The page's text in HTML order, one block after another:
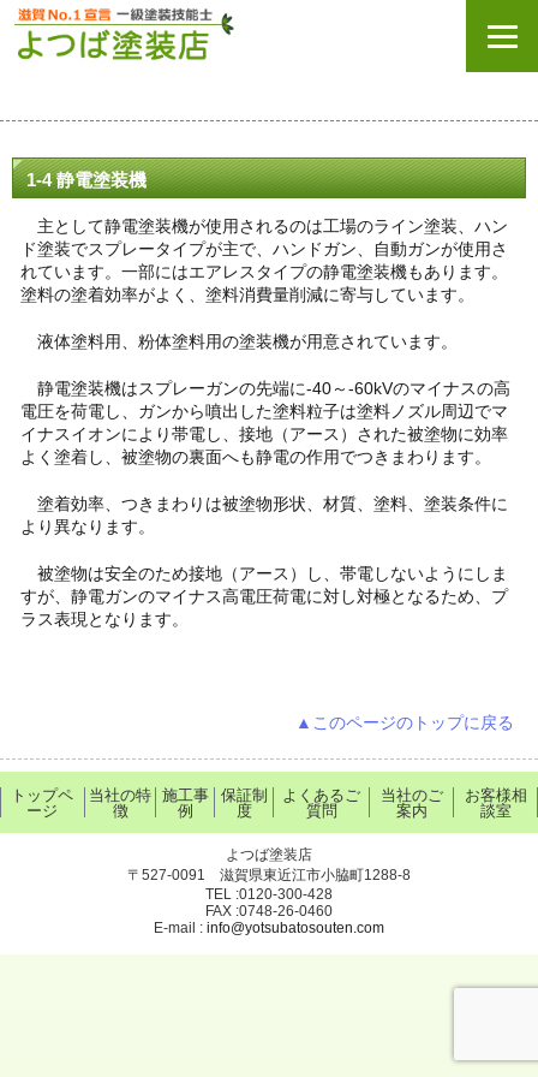
1-4 静電塗装機
主として静電塗装機が使用されるのは工場のライン塗装、ハン
ド塗装でスプレータイプが主で、ハンドガン、自動ガンが使用さ
れています。一部にはエアレスタイプの静電塗装機もあります。
塗料の塗着効率がよく、塗料消費量削減に寄与しています。
液体塗料用、粉体塗料用の塗装機が用意されています。
静電塗装機はスプレーガンの先端に-40～-60kVのマイナスの高
電圧を荷電し、ガンから噴出した塗料粒子は塗料ノズル周辺でマ
イナスイオンにより帯電し、接地（アース）された被塗物に効率
よく塗着し、被塗物の裏面へも静電の作用でつきまわります。
塗着効率、つきまわりは被塗物形状、材質、塗料、塗装条件に
より異なります。
被塗物は安全のため接地（アース）し、帯電しないようにしま
すが、静電ガンのマイナス高電圧荷電に対し対極となるため、プ
ラス表現となります。
▲このページのトップに戻る
トップペ
ージ
当社の特
徴
施工事
例
保証制
度
よくあるご
質問
当社のご
案内
お客様相
談室
よつば塗装店
〒527-0091 滋賀県東近江市小脇町1288-8
TEL :0120-300-428
FAX :0748-26-0460
E-mail : info@yotsubatosouten.com